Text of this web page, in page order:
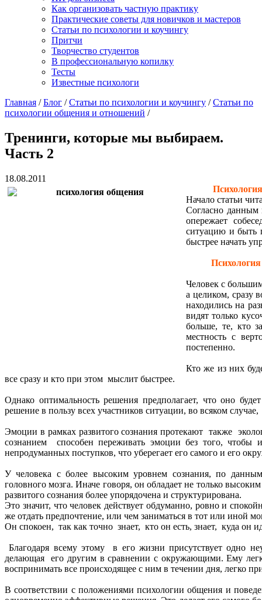
Как организовать частную практику
Практические советы для новичков и мастеров
Статьи по психологии и коучингу
Притчи
Творчество студентов
В профессиональную копилку
Тесты
Известные психологи
Главная /Блог /Статьи по психологии и коучингу /Статьи по
психологии общения и отношений /
Тренинги, которые мы выбираем.
Часть 2
18.08.2011
Начало статьи
Согласно данным
опережает
ситуацию и быть
быстрее начать
Человек с
а целиком, сразу
находились на
видят только
больше, те, кто
местность с
постепенно.
Кто же из них
все сразу и кто при этом мыслит быстрее.
Однако оптимальность решения предполагает, что оно
решение в пользу всех участников ситуации, во всяком
Эмоции в рамках развитого сознания протекают также
сознанием способен переживать эмоции без того,
непродуманных поступков, что уберегает его самого и его
У человека с более высоким уровнем сознания, по
головного мозга. Иначе говоря, он обладает не только
развитого сознания более упорядочена и структурирована.
Это значит, что человек действует обдуманно, ровно и
же отдать предпочтение, или чем заниматься в тот или иной
Он спокоен, так как точно знает, кто он есть, знает, куда он
Благодаря всему этому в его жизни присутствует одно
делающая его другим в сравнении с окружающими. Ему
воспринимать все происходящее с ним в течении дня, легко
В соответствии с положениями психологии общения и